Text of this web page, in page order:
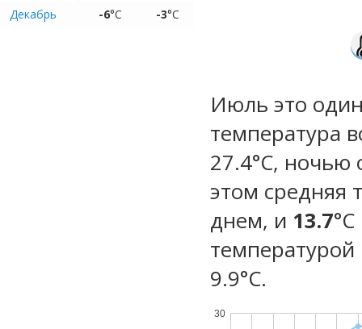
Декабрь
-6°C -3°C
Июль это
температура
27.4°C, ночью
этом средняя
днем, и 13.7
температурой
9.9°С.
30